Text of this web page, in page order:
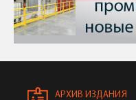
АРХИВ ИЗДАНИЯ